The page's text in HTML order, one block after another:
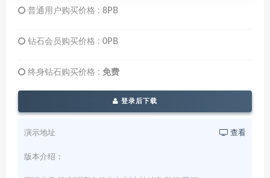
普通用户购买价格 : 8PB
钻石会员购买价格 : 0PB
终身钻石购买价格 : 免费
登录后下载
演示地址 查看
版本介绍：